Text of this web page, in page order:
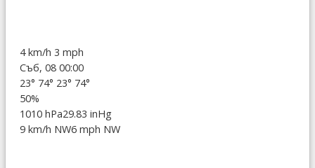
4 km/h 3 mph
Съб, 08 00:00
23° 74° 23° 74°
50%
1010 hPa29.83 inHg
9 km/h NW6 mph NW